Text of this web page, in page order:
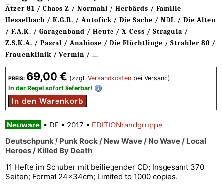
PREIS: 69,00 € (zzgl. Versandkosten bei Versand)
In der Regel sofort lieferbar!
In den Warenkorb
Ätzer 81 / Chaos Z / Normahl / Herbärds / Familie
Hesselbach / K.G.B. / Autofick / Die Sache / NDL / Die Alten
/ F.A.K. / Garagenband / Heute / X-Cess / Stragula /
Z.S.K.A. / Pascal / Anabiose / Die Flüchtlinge / Strahler 80 /
Frauenklinik / Vermin / ...
Neuware • DE • 2017 • EDITIONrandgruppe
Deutschpunk / Punk Rock / New Wave / No Wave / Local
Heroes / Killed By Death
11 Hefte im Schuber mit beiliegender CD; Insgesamt 370
Seiten; Format 24x34cm; Limited to 1000 copies.